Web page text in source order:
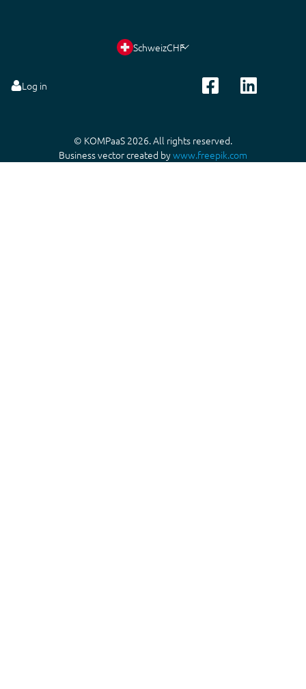
SchweizCHF
Log in
© KOMPaaS 2026. All rights reserved.
Business vector created bywww.freepik.com